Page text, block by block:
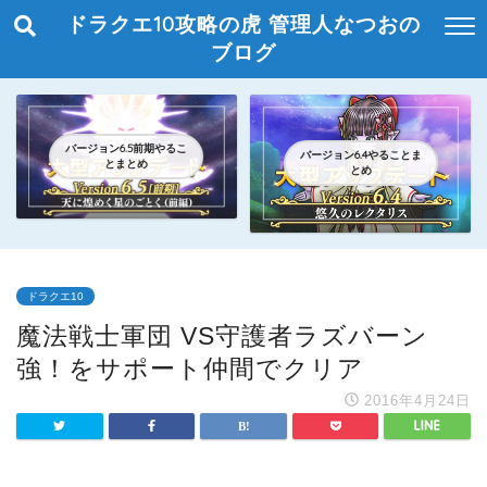
ドラクエ10攻略の虎 管理人なつおの
ブログ
バージョン6.5前期やるこ
とまとめ
バージョン6.4やることま
とめ
ドラクエ10
魔法戦士軍団 VS守護者ラズバーン
強！をサポート仲間でクリア
2016年4月24日